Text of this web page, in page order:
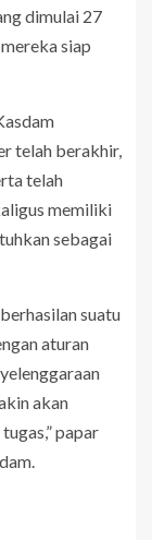
dimulai 27
siap
telah berakhir,
telah
memiliki
sebagai
suatu
aturan
akan
papar